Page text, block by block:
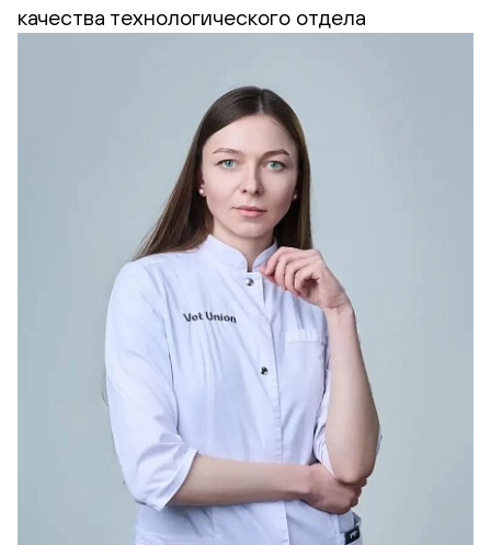
качества технологического отдела